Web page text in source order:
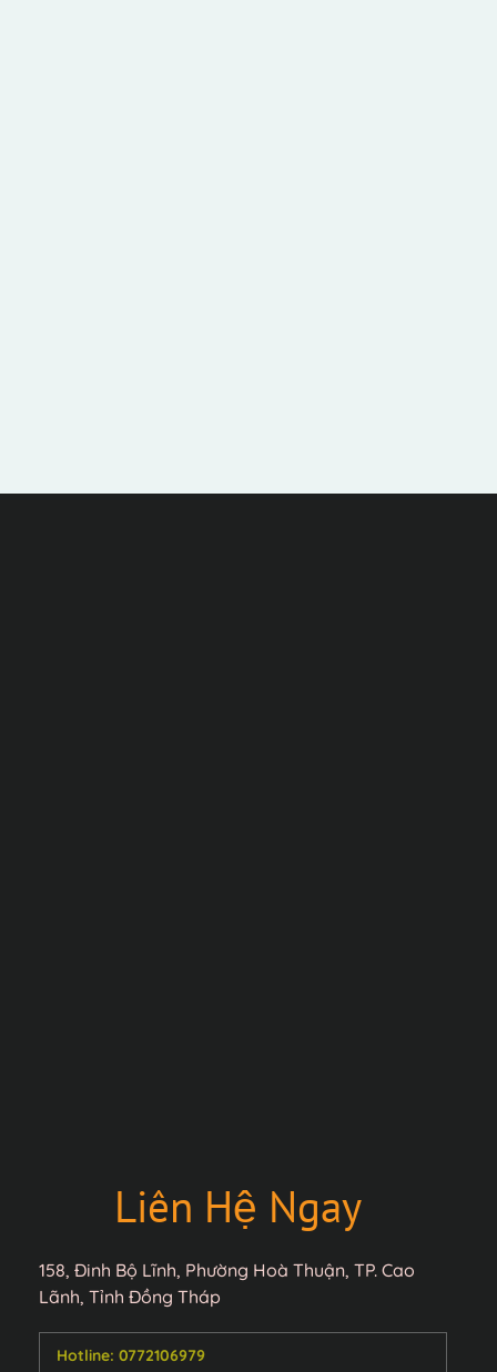
Liên Hệ Ngay
158, Đinh Bộ Lĩnh, Phường Hoà Thuận, TP. Cao
Lãnh, Tỉnh Đồng Tháp
Hotline: 0772106979